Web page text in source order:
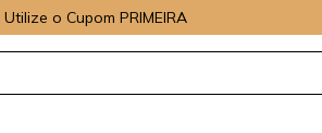
o Cupom PRIMEIRA